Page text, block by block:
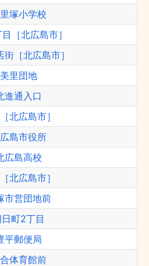
塚小学校
［北広島市］
［北広島市］
美里団地
進通入口
北広島市］
島市役所
広島高校
北広島市］
市営団地前
町2丁目
平郵便局
体育館前